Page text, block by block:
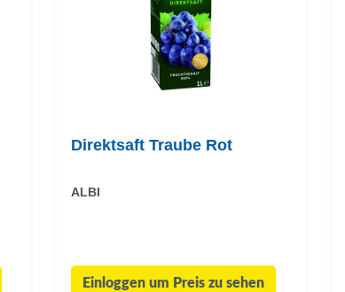
Direktsaft Traube Rot
ALBI
Einloggen um Preis zu sehen